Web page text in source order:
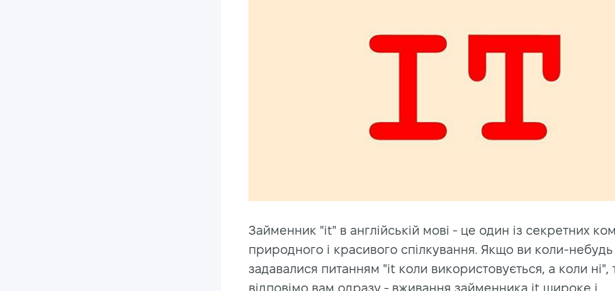
Займенник "it" в англійській мові - це один із секретних
природного і красивого спілкування. Якщо ви коли-небудь
задавалися питанням "it коли використовується, а коли ні",
відповімо вам одразу - вживання займенника it широке і